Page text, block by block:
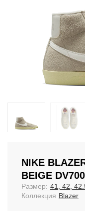
NIKE
BEIGE
Размер: 41, 42,
Коллекция Blazer